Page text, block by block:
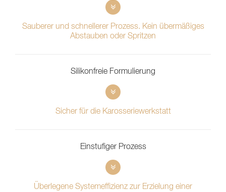
Sauberer und schnellerer Prozess. Kein übermäßiges
Abstauben oder Spritzen
Silikonfreie Formulierung
Sicher für die Karosseriewerkstatt
Einstufiger Prozess
Überlegene Systemeffizienz zur Erzielung einer